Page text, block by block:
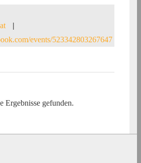
|
events/523342803267647
Ergebnisse gefunden.